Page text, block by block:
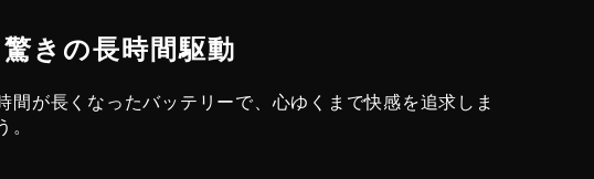
きの長時間駆動
間が長くなったバッテリーで、心ゆくまで快感を追求しま
。